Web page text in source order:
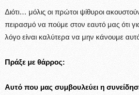
Διότι… μόλις οι πρώτοι ψίθυροι
πειρασμό να πούμε στον εαυτό μας ότι
λόγο είναι καλύτερα να μην κάνουμε
Πράξε με θάρρος:
Αυτό που μας συμβουλεύει η